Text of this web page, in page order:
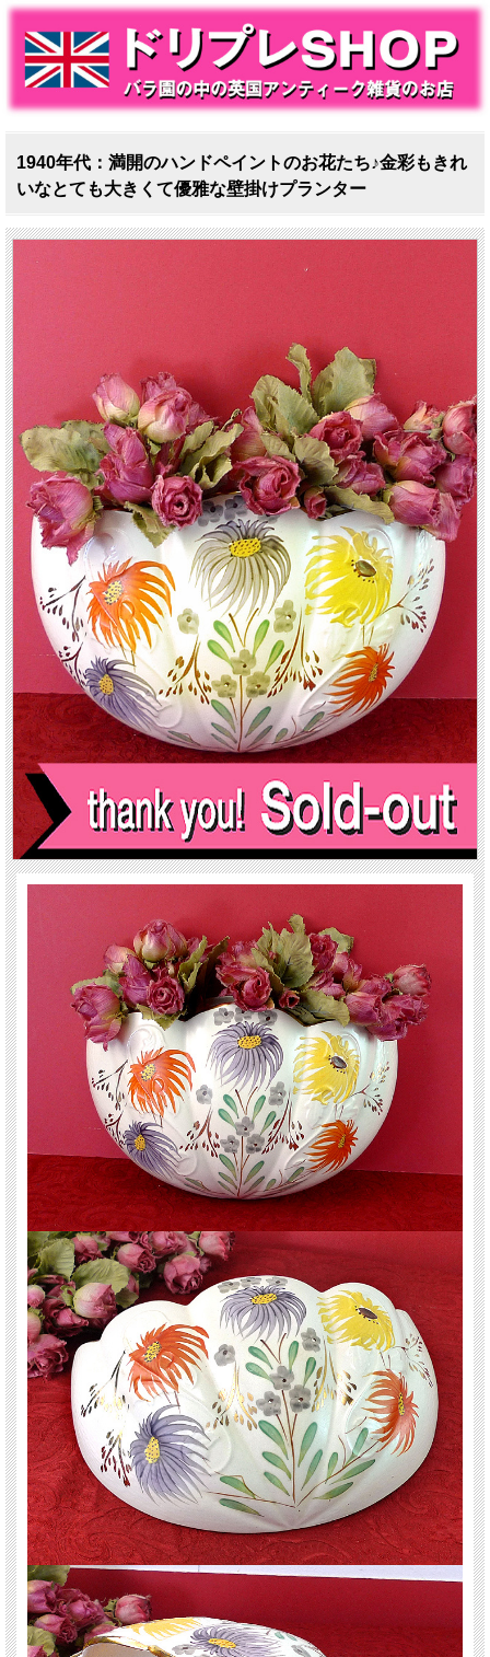
1940年代：満開のハンドペイントのお花たち♪金彩もきれ
いなとても大きくて優雅な壁掛けプランター